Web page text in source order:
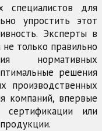
специалистов для
упростить этот
Эксперты в
только правильно
нормативных
решения
производственных
компаний, впервые
сертификации или